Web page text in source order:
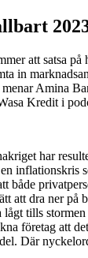
att satsa
in
Amina
Kredit i
har
inflationskris
både
att dra ner på
lågt tills
företag att
Där